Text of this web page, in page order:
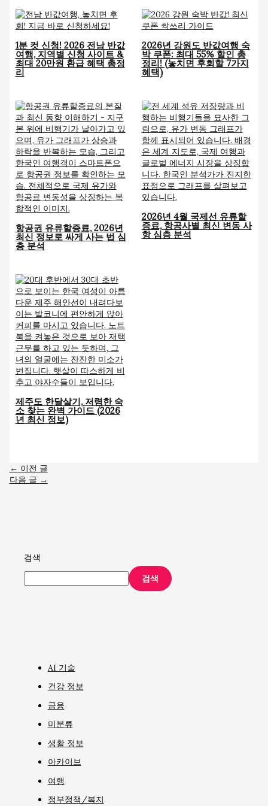
1분 컷 신청! 2026 전남 반값
여행, 지역별 신청 사이트 &
최대 20만원 환급 혜택 총정
리
2026년 강원도 반값여행 숙
박 쿠폰: 최대 55% 할인 총
정리! (놓치면 후회할 7가지
혜택)
항공권 유류할증료, 2026년
최신 정보로 싸게 사는 법 심
층 분석
2026년 4월 국제선 유류할
증료, 항공사별 최신 변동 사
항 심층 분석
제주도 한달살기, 저렴한 숙
소 찾는 완벽 가이드 (2026
년 최신 정보)
← 이전 글
다음 글 →
검색
검색
AI 기술
건강 정보
금융
미분류
생활 정보
아카이브
여행
정부정책/복지